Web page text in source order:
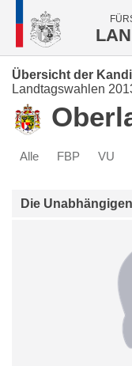
Übersicht der
Landtagswahlen
Alle FBP VU
Die Unabhängigen